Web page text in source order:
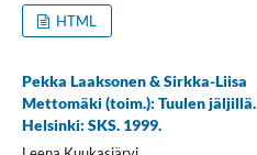
HTML
Pekka Laaksonen & Sirkka-Liisa
Mettomäki (toim.): Tuulen jäljillä.
Helsinki: SKS. 1999.